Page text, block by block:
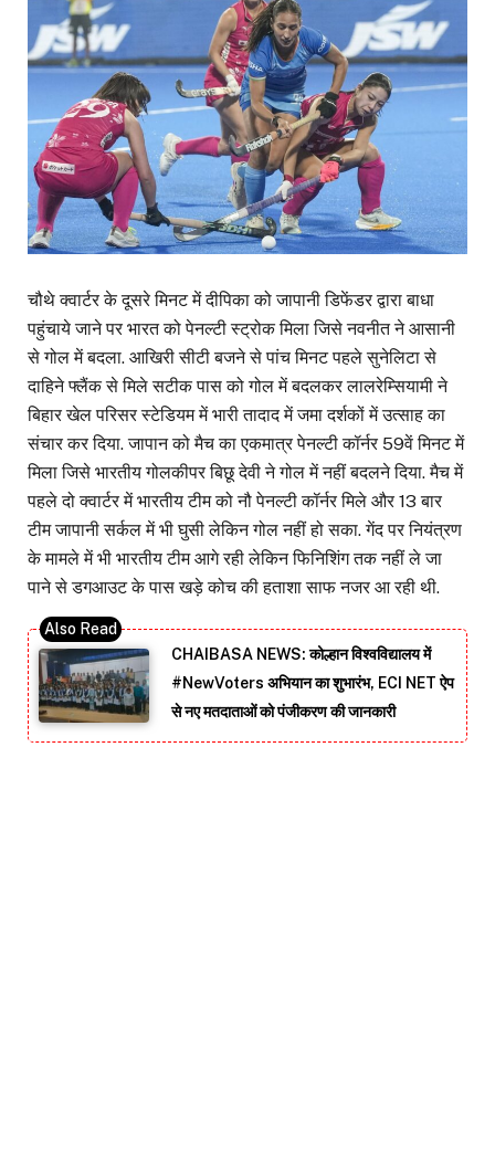
चौथे क्वार्टर के दूसरे मिनट में दीपिका को जापानी डिफेंडर द्वारा बाधा
पहुंचाये जाने पर भारत को पेनल्टी स्ट्रोक मिला जिसे नवनीत ने आसानी
से गोल में बदला. आखिरी सीटी बजने से पांच मिनट पहले सुनेलिटा से
दाहिने फ्लैंक से मिले सटीक पास को गोल में बदलकर लालरेम्सियामी ने
बिहार खेल परिसर स्टेडियम में भारी तादाद में जमा दर्शकों में उत्साह का
संचार कर दिया. जापान को मैच का एकमात्र पेनल्टी कॉर्नर 59वें मिनट में
मिला जिसे भारतीय गोलकीपर बिछू देवी ने गोल में नहीं बदलने दिया. मैच में
पहले दो क्वार्टर में भारतीय टीम को नौ पेनल्टी कॉर्नर मिले और 13 बार
टीम जापानी सर्कल में भी घुसी लेकिन गोल नहीं हो सका. गेंद पर नियंत्रण
के मामले में भी भारतीय टीम आगे रही लेकिन फिनिशिंग तक नहीं ले जा
पाने से डगआउट के पास खड़े कोच की हताशा साफ नजर आ रही थी.
CHAIBASA NEWS: कोल्हान विश्वविद्यालय में
#NewVoters अभियान का शुभारंभ, ECI NET ऐप
से नए मतदाताओं को पंजीकरण की जानकारी